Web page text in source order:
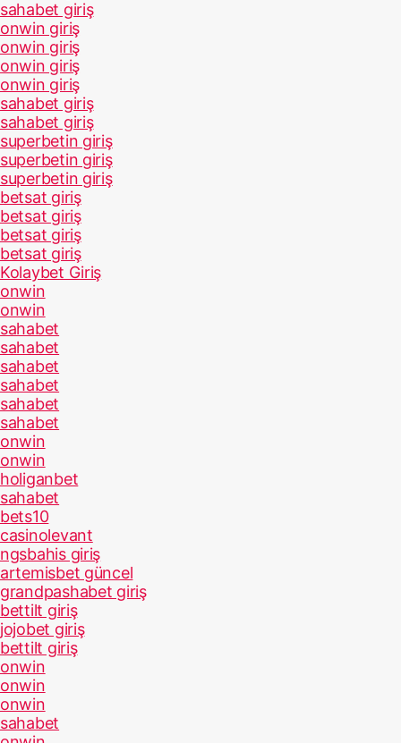
sahabet giriş
onwin giriş
onwin giriş
onwin giriş
onwin giriş
sahabet giriş
sahabet giriş
superbetin giriş
superbetin giriş
superbetin giriş
betsat giriş
betsat giriş
betsat giriş
betsat giriş
Kolaybet Giriş
onwin
onwin
sahabet
sahabet
sahabet
sahabet
sahabet
sahabet
onwin
onwin
holiganbet
sahabet
bets10
casinolevant
ngsbahis giriş
artemisbet güncel
grandpashabet giriş
bettilt giriş
jojobet giriş
bettilt giriş
onwin
onwin
onwin
sahabet